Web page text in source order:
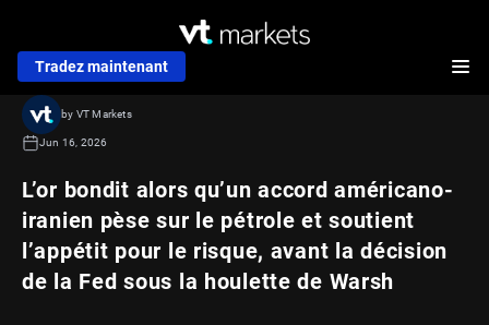
Tradez maintenant
L’or bondit alors qu’un accord américano-
iranien pèse sur le pétrole et soutient
l’appétit pour le risque, avant la décision
de la Fed sous la houlette de Warsh
by VT Markets
Jun 16, 2026